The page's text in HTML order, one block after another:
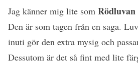
Jag känner mig lite som Rödluvan
Den är som tagen från en saga.
inuti gör den extra mysig och
Dessutom är det så fint med lite